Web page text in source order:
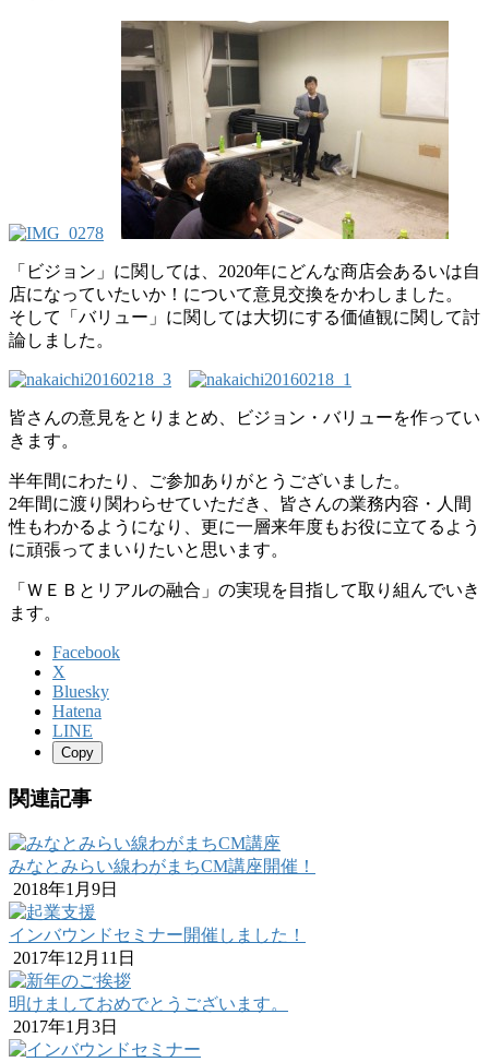
「ビジョン」に関しては、2020年にどんな商店会あるいは自
店になっていたいか！について意見交換をかわしました。
そして「バリュー」に関しては大切にする価値観に関して討
論しました。
皆さんの意見をとりまとめ、ビジョン・バリューを作ってい
きます。
半年間にわたり、ご参加ありがとうございました。
2年間に渡り関わらせていただき、皆さんの業務内容・人間
性もわかるようになり、更に一層来年度もお役に立てるよう
に頑張ってまいりたいと思います。
「ＷＥＢとリアルの融合」の実現を目指して取り組んでいき
ます。
Facebook
X
Bluesky
Hatena
LINE
Copy
関連記事
みなとみらい線わがまちCM講座開催！
2018年1月9日
インバウンドセミナー開催しました！
2017年12月11日
明けましておめでとうございます。
2017年1月3日